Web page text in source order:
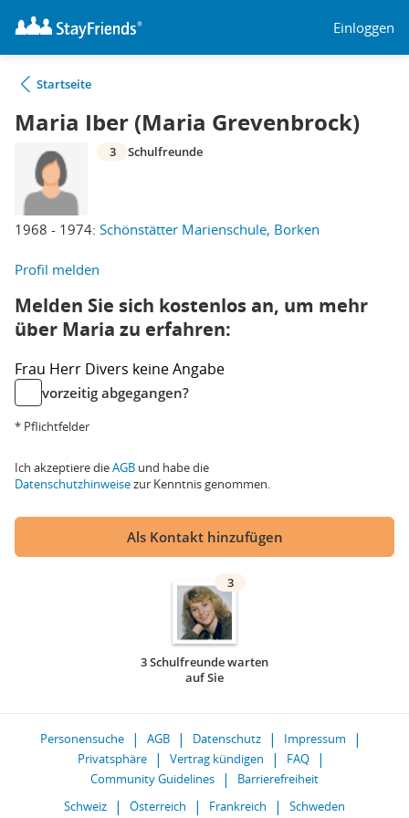
Einloggen
Startseite
Maria Iber (Maria Grevenbrock)
1968 - 1974: Schönstätter Marienschule, Borken
3 Schulfreunde
Profil melden
Melden Sie sich kostenlos an, um mehr
über Maria zu erfahren:
Frau Herr Divers keine Angabe
vorzeitig abgegangen?
* Pflichtfelder
Ich akzeptiere dieAGB und habe die
Datenschutzhinweisezur Kenntnis genommen.
Als Kontakt hinzufügen
3
3 Schulfreunde warten
auf Sie
Personensuche AGB Datenschutz
Impressum
Privatsphäre
Vertrag kündigen
FAQ
Community Guidelines
Barrierefreiheit
Schweiz
Österreich Frankreich Schweden